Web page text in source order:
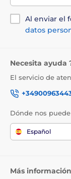
Al enviar el
datos
Necesita ayuda
El servicio de
Dónde nos
Español
Más información